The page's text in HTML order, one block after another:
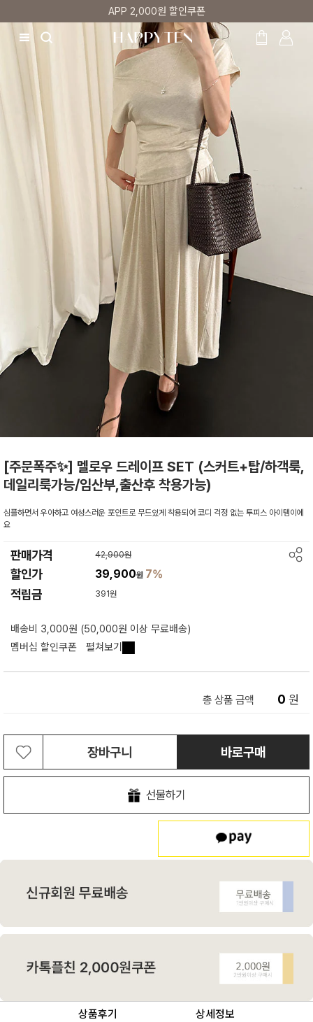
매주 리뷰어 최대 1만원 쿠폰
[주문폭주✨] 멜로우 드레이프 SET (스커트+탑/하객룩,
데일리룩가능/임산부,출산후 착용가능)
심플하면서 우아하고 여성스러운 포인트로 무드있게 착용되어 코디 걱정 없는 투피스 아이템이에
요
판매가격 42,900원
할인가 39,900원 7%
적립금 391원
배송비 3,000원 (50,000원 이상 무료배송)
멤버십 할인쿠폰
펼쳐보기
총 상품 금액 0 원
장바구니 바로구매
선물하기
상품후기 상세정보